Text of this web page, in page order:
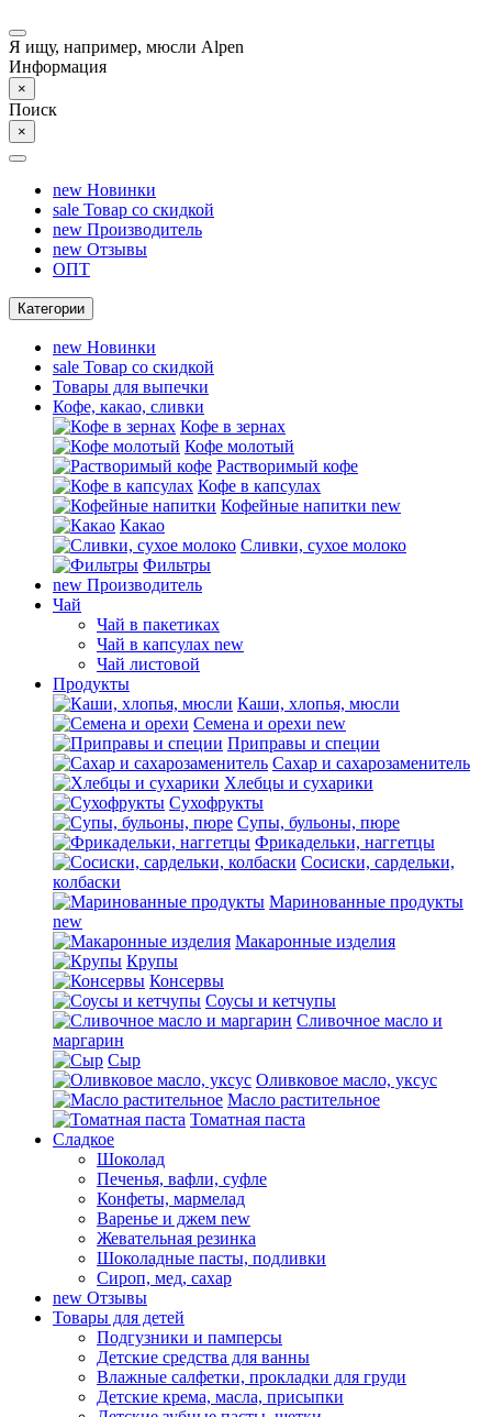
Я ищу, например, мюсли Alpen
Информация
×
Поиск
×
new Новинки
sale Товар со скидкой
new Производитель
new Отзывы
ОПТ
Категории
new Новинки
sale Товар со скидкой
Товары для выпечки
Кофе, какао, сливки
Кофе в зернах
Кофе молотый
Растворимый кофе
Кофе в капсулах
Кофейные напитки new
Какао
Сливки, сухое молоко
Фильтры
new Производитель
Чай
Чай в пакетиках
Чай в капсулах new
Чай листовой
Продукты
Каши, хлопья, мюсли
Семена и орехи new
Приправы и специи
Сахар и сахарозаменитель
Хлебцы и сухарики
Сухофрукты
Супы, бульоны, пюре
Фрикадельки, наггетцы
Сосиски, сардельки,
колбаски
Маринованные продукты
new
Макаронные изделия
Крупы
Консервы
Соусы и кетчупы
Сливочное масло и
маргарин
Сыр
Оливковое масло, уксус
Масло растительное
Томатная паста
Сладкое
Шоколад
Печенья, вафли, суфле
Конфеты, мармелад
Варенье и джем new
Жевательная резинка
Шоколадные пасты, подливки
Сироп, мед, сахар
new Отзывы
Товары для детей
Подгузники и памперсы
Детские средства для ванны
Влажные салфетки, прокладки для груди
Детские крема, масла, присыпки